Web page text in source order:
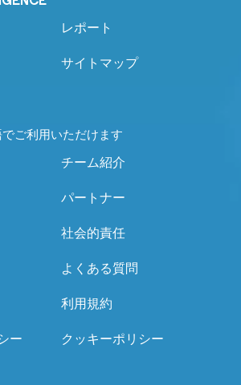
レポート
サイトマップ
ご利用いただけます
チーム紹介
パートナー
社会的責任
よくある質問
利用規約
ー クッキーポリシー